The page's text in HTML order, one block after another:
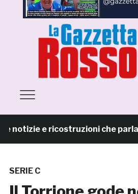
e ricostruzioni che parlano
SERIE C